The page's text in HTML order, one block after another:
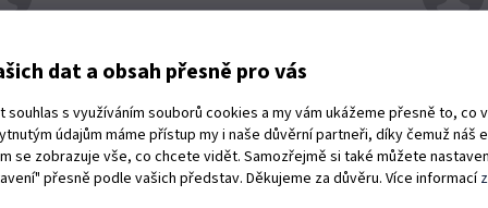
dat a obsah přesně pro vás
souhlas s využíváním souborů cookies a my vám ukážeme přesně to, co
údajům máme přístup my i naše důvěrní partneři, díky čemuž náš
se zobrazuje vše, co chcete vidět. Samozřejmě si také můžete
přesně podle vašich představ. Děkujeme za důvěru. Více informací
+ Dobré
Hodnocení obchodu je 5 z 5 hvězdiček.
19.6.2026
naprosto v pohodě,perfektně zabaleno!!
Rychlé